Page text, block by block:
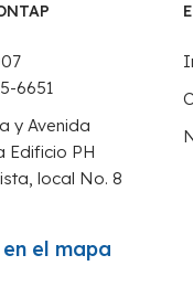
6651
y Avenida
Edificio PH
local No. 8
el mapa